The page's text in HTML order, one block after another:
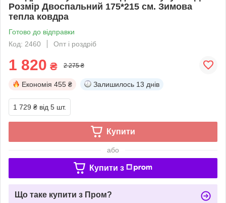
Розмір Двоспальний 175*215 см. Зимова
тепла ковдра
Готово до відправки
Код: 2460
Опт і роздріб
1 820 ₴ 2 275 ₴
Економія 455 ₴ Залишилось 13 днів
1 729 ₴ від 5 шт.
Купити
або
Купити з
Що таке купити з Пром?